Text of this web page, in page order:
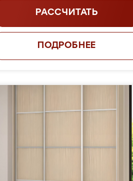
РАССЧИТАТЬ
ПОДРОБНЕЕ